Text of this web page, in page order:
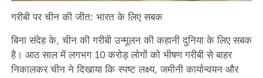
गरीबी पर चीन की जीत: भारत के लिए सबक
बिना संदेह के, चीन की गरीबी उन्मूलन की कहानी दुनिया के लिए सबक
है। आठ साल में लगभग 10 करोड़ लोगों को भीषण गरीबी से बाहर
निकालकर चीन ने दिखाया कि स्पष्ट लक्ष्य, जमीनी कार्यान्वयन और